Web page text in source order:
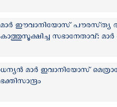
മാർ ഈവാനിയോസ് പൗരസ്‌ത്യ
കാത്തുസൂക്ഷിച്ച സഭാനേതാവ്: മാർ
ധന്യൻ മാർ ഇവാനിയോസ്
ഭക്തിസാന്ദ്രം